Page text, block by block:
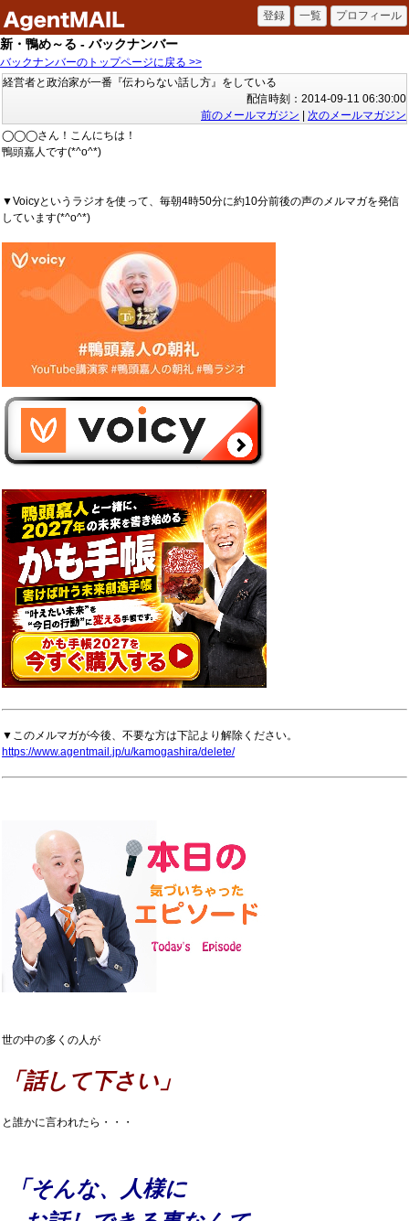
新・鴨め～る - バックナンバー
バックナンバーのトップページに戻る >>
経営者と政治家が一番『伝わらない話し方』をしている
配信時刻：2014-09-11 06:30:00
前のメールマガジン
次のメールマガジン
◯◯◯さん！こんにちは！
鴨頭嘉人です(*^o^*)
▼Voicyというラジオを使って、毎朝4時50分に約10分前後の声のメルマガを発信
しています(*^o^*)
▼このメルマガが今後、不要な方は下記より解除ください。
https://www.agentmail.jp/u/kamogashira/delete/
世の中の多くの人が
「話して下さい」
と誰かに言われたら・・・
「そんな、人様に